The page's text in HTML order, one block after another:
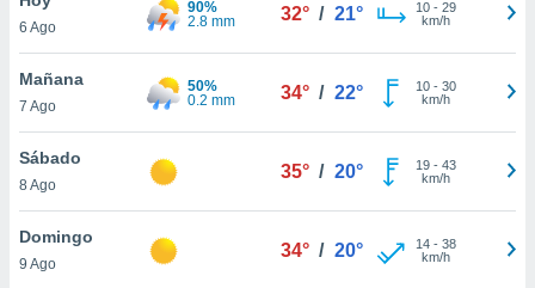
y
en
más
de
6 Ago
90%
2.8 mm
32° / 21° 10- 29
km/h
Mañana
7 Ago
50%
0.2 mm
34° / 22° 10- 30
km/h
Sábado
8 Ago
35° / 20° 19- 43
km/h
Domingo
9 Ago
34° / 20° 14- 38
km/h